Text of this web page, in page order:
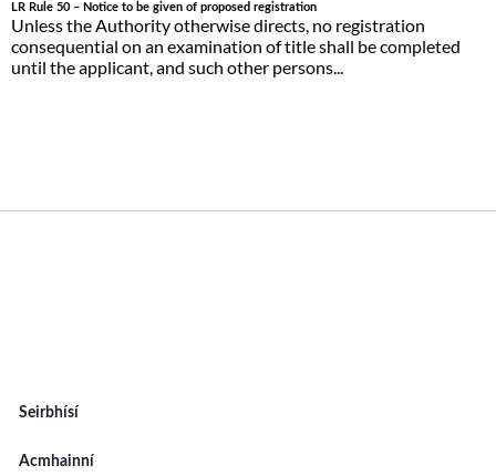
LR Rule 50 – Notice to be given of proposed registration
Unless the Authority otherwise directs, no registration
consequential on an examination of title shall be completed
until the applicant, and such other persons...
Seirbhísí
Acmhainní